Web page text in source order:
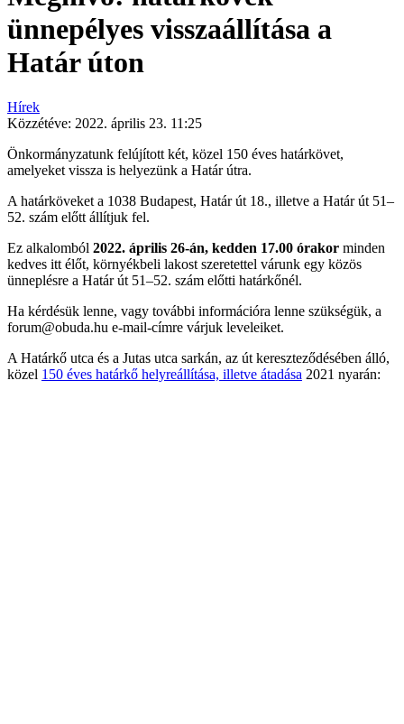
ünnepélyes visszaállítása a
Határ úton
Hírek
Közzétéve: 2022. április 23. 11:25
Önkormányzatunk felújított két, közel 150 éves határkövet,
amelyeket vissza is helyezünk a Határ útra.
A határköveket a 1038 Budapest, Határ út 18., illetve a Határ út 51–
52. szám előtt állítjuk fel.
Ez alkalomból 2022. április 26-án, kedden 17.00 órakor minden
kedves itt élőt, környékbeli lakost szeretettel várunk egy közös
ünneplésre a Határ út 51–52. szám előtti határkőnél.
Ha kérdésük lenne, vagy további információra lenne szükségük, a
forum@obuda.hu e-mail-címre várjuk leveleiket.
A Határkő utca és a Jutas utca sarkán, az út kereszteződésében álló,
közel 150 éves határkő helyreállítása, illetve átadása 2021 nyarán: